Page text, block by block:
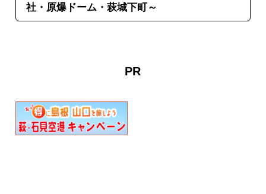
社・原爆ドーム・萩城下町～
PR